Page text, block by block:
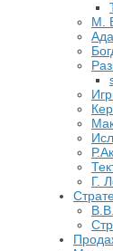
М.
​Г.